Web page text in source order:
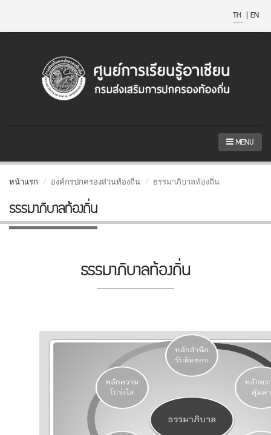
TH | EN
MENU
หน้าแรก องค์กรปกครองส่วนท้องถิ่น ธรรมาภิบาลท้องถิ่น
ธรรมาภิบาลท้องถิ่น
ธรรมาภิบาลท้องถิ่น